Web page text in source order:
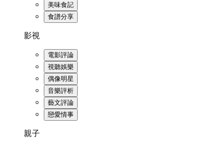
美味食記
食譜分享
影視
電影評論
視聽娛樂
偶像明星
音樂評析
藝文評論
戀愛情事
親子